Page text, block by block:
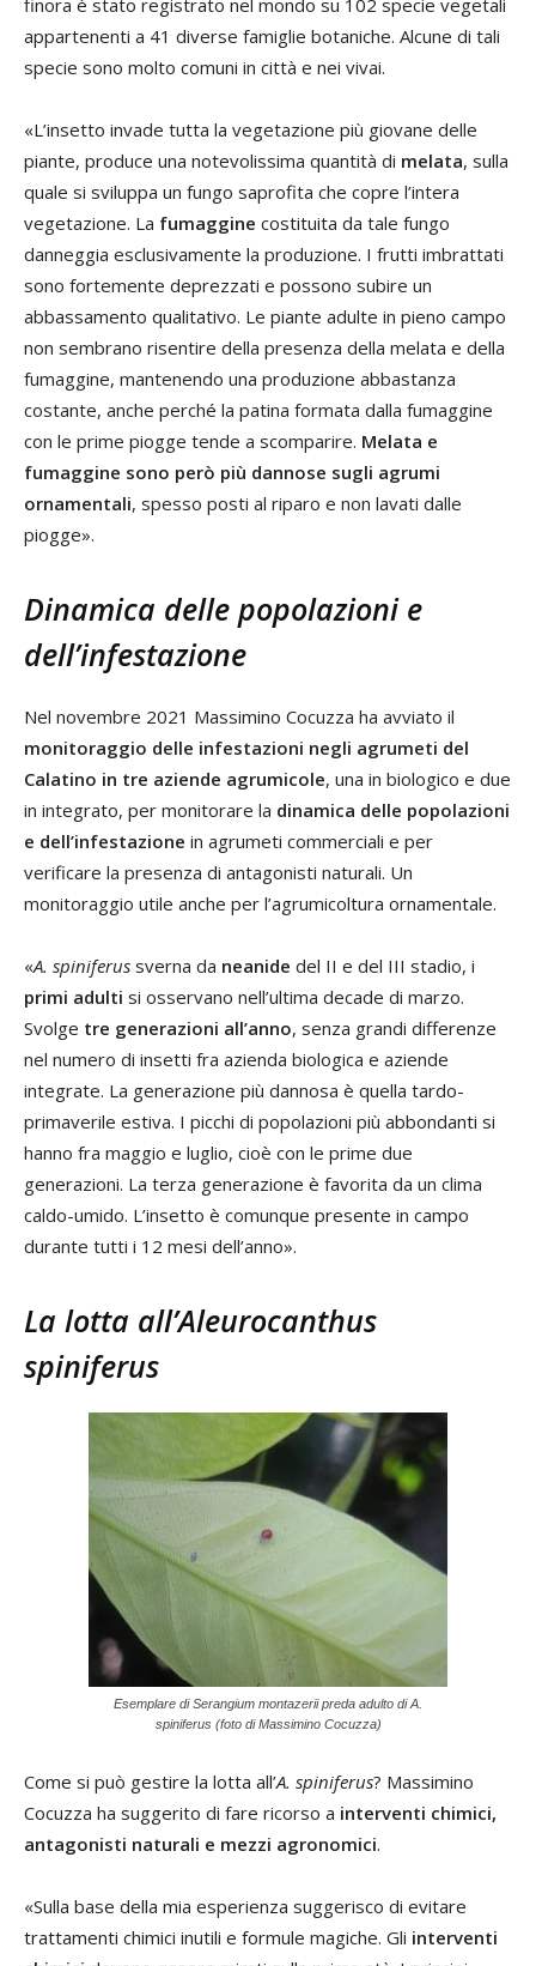
appartenenti a 41 diverse famiglie botaniche. Alcune di tali
specie sono molto comuni in città e nei vivai.
«L’insetto invade tutta la vegetazione più giovane delle
piante, produce una notevolissima quantità di melata, sulla
quale si sviluppa un fungo saprofita che copre l’intera
vegetazione. La fumaggine costituita da tale fungo
danneggia esclusivamente la produzione. I frutti imbrattati
sono fortemente deprezzati e possono subire un
abbassamento qualitativo. Le piante adulte in pieno campo
non sembrano risentire della presenza della melata e della
fumaggine, mantenendo una produzione abbastanza
costante, anche perché la patina formata dalla fumaggine
con le prime piogge tende a scomparire. Melata e
fumaggine sono però più dannose sugli agrumi
ornamentali, spesso posti al riparo e non lavati dalle
piogge».
Dinamica delle popolazioni e
dell’infestazione
Nel novembre 2021 Massimino Cocuzza ha avviato il
monitoraggio delle infestazioni negli agrumeti del
Calatino in tre aziende agrumicole, una in biologico e due
in integrato, per monitorare la dinamica delle popolazioni
e dell’infestazione in agrumeti commerciali e per
verificare la presenza di antagonisti naturali. Un
monitoraggio utile anche per l’agrumicoltura ornamentale.
«A. spiniferus sverna da neanide del II e del III stadio, i
primi adulti si osservano nell’ultima decade di marzo.
Svolge tre generazioni all’anno, senza grandi differenze
nel numero di insetti fra azienda biologica e aziende
integrate. La generazione più dannosa è quella tardo-
primaverile estiva. I picchi di popolazioni più abbondanti si
hanno fra maggio e luglio, cioè con le prime due
generazioni. La terza generazione è favorita da un clima
caldo-umido. L’insetto è comunque presente in campo
durante tutti i 12 mesi dell’anno».
La lotta all’Aleurocanthus
spiniferus
Esemplare di Serangium montazerii preda adulto di A.
spiniferus (foto di Massimino Cocuzza)
Come si può gestire la lotta all’A. spiniferus? Massimino
Cocuzza ha suggerito di fare ricorso a interventi chimici,
antagonisti naturali e mezzi agronomici.
«Sulla base della mia esperienza suggerisco di evitare
trattamenti chimici inutili e formule magiche. Gli interventi